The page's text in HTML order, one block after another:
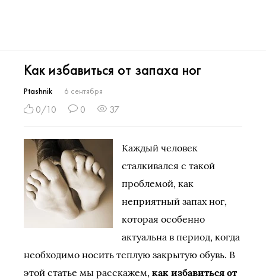
Как избавиться от запаха ног
Ptashnik 6 сентября
0/10 0 37
Каждый человек
сталкивался с такой
проблемой, как
неприятный запах ног,
которая особенно
актуальна в период, когда
необходимо носить теплую закрытую обувь. В
этой статье мы расскажем, как избавиться от